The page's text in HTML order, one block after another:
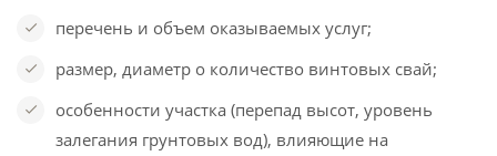
перечень и объем оказываемых услуг;
размер, диаметр о количество винтовых свай;
особенности участка (перепад высот, уровень
залегания грунтовых вод), влияющие на